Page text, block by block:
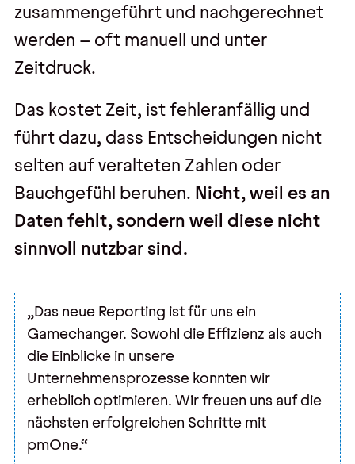
zusammengeführt und nachgerechnet
werden – oft manuell und unter
Zeitdruck.
Das kostet Zeit, ist fehleranfällig und
führt dazu, dass Entscheidungen nicht
selten auf veralteten Zahlen oder
Bauchgefühl beruhen. Nicht, weil es an
Daten fehlt, sondern weil diese nicht
sinnvoll nutzbar sind.
„Das neue Reporting ist für uns ein
Gamechanger. Sowohl die Effizienz als auch
die Einblicke in unsere
Unternehmensprozesse konnten wir
erheblich optimieren. Wir freuen uns auf die
nächsten erfolgreichen Schritte mit
pmOne.“